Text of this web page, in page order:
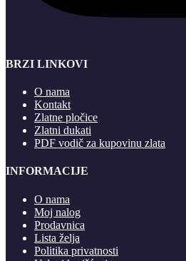
BRZI LINKOVI
O nama
Kontakt
Zlatne pločice
Zlatni dukati
PDF vodič za kupovinu zlata
INFORMACIJE
O nama
Moj nalog
Prodavnica
Lista želja
Politika privatnosti